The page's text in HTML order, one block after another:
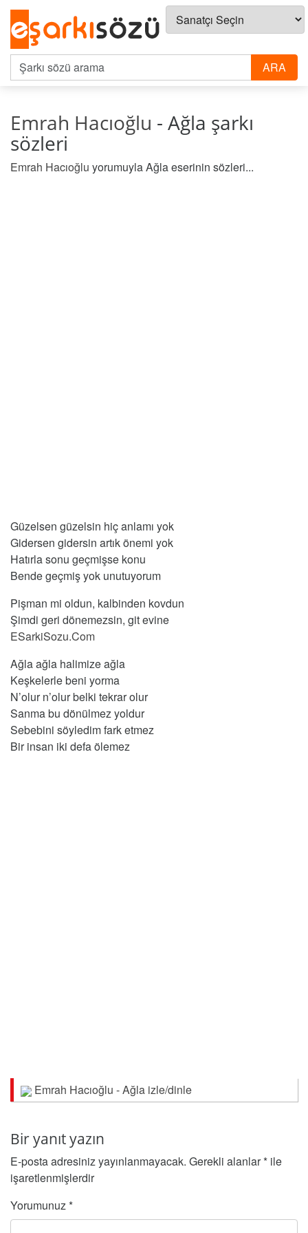
Emrah Hacıoğlu - Ağla şarkı
sözleri
Emrah Hacıoğlu yorumuyla Ağla eserinin sözleri...
Güzelsen güzelsin hiç anlamı yok
Gidersen gidersin artık önemi yok
Hatırla sonu geçmişse konu
Bende geçmiş yok unutuyorum
Pişman mi oldun, kalbinden kovdun
Şimdi geri dönemezsin, git evine
ESarkiSozu.Com
Ağla ağla halimize ağla
Keşkelerle beni yorma
N’olur n’olur belki tekrar olur
Sanma bu dönülmez yoldur
Sebebini söyledim fark etmez
Bir insan iki defa ölemez
Emrah Hacıoğlu - Ağla izle/dinle
Bir yanıt yazın
E-posta adresiniz yayınlanmayacak. Gerekli alanlar* ile
işaretlenmişlerdir
Yorumunuz *